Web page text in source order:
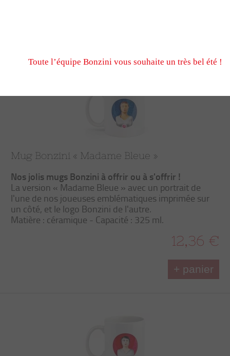
Mug Bonzini « Madame Bleue »
Nos jolis mugs Bonzini à offrir ou à s'offrir !
La version « Madame Bleue » avec un portrait de
l'une de nos joueuses emblématiques imprimée sur
un côté, et le logo Bonzini de l'autre.
Matière : céramique - Capacité : 325 ml.
12,36 €
+ panier
Toute l’équipe Bonzini vous souhaite un très bel été !